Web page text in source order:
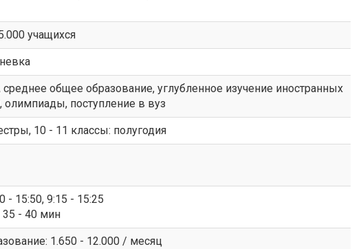
учащихся
среднее общее образование, углубленное изучение иностранных
олимпиады, поступление в вуз
10 - 11 классы: полугодия
- 15:50, 9:15 - 15:25
35 - 40 мин
1.650 - 12.000 / месяц